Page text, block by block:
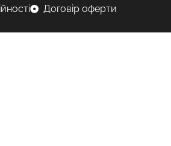
Договір оферти